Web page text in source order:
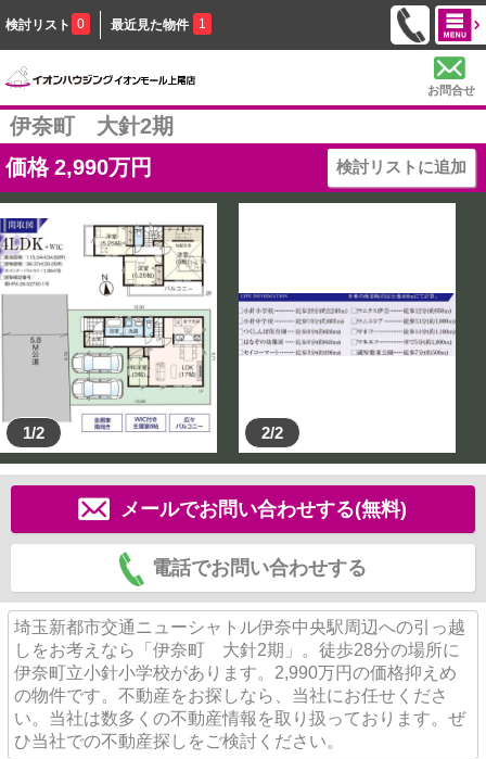
検討リスト 0 最近見た物件 1
お問合せ
伊奈町 大針2期
価格 2,990万円 検討リストに追加
1/2 2/2
メールでお問い合わせする(無料)
電話でお問い合わせする
埼玉新都市交通ニューシャトル伊奈中央駅周辺への引っ越
しをお考えなら「伊奈町 大針2期」。徒歩28分の場所に
伊奈町立小針小学校があります。2,990万円の価格抑えめ
の物件です。不動産をお探しなら、当社にお任せくださ
い。当社は数多くの不動産情報を取り扱っております。ぜ
ひ当社での不動産探しをご検討ください。